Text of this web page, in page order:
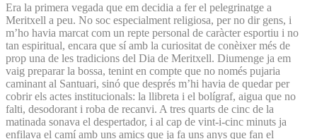
Era la primera vegada que em decidia a fer el pelegrinatge a
Meritxell a peu. No soc especialment religiosa, per no dir gens, i
m’ho havia marcat com un repte personal de caràcter esportiu i no
tan espiritual, encara que sí amb la curiositat de conèixer més de
prop una de les tradicions del Dia de Meritxell. Diumenge ja em
vaig preparar la bossa, tenint en compte que no només pujaria
caminant al Santuari, sinó que després m’hi havia de quedar per
cobrir els actes institucionals: la llibreta i el bolígraf, aigua que no
falti, desodorant i roba de recanvi. A tres quarts de cinc de la
matinada sonava el despertador, i al cap de vint-i-cinc minuts ja
enfilava el camí amb uns amics que ja fa uns anys que fan el